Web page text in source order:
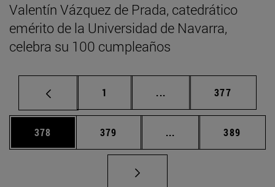
Valentín Vázquez de Prada, catedrático
emérito de la Universidad de Navarra,
celebra su 100 cumpleaños
Página
1 ... Páginas intermedias
Página
377
Página
378 Página
379 ... Páginas intermedias
Página
389